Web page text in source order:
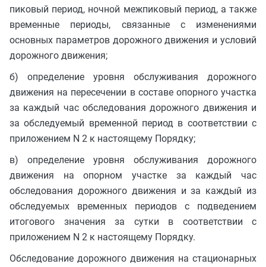
пиковый период, ночной межпиковый период, а также
временные периоды, связанные с изменениями
основных параметров дорожного движения и условий
дорожного движения;
б) определение уровня обслуживания дорожного
движения на пересечении в составе опорного участка
за каждый час обследования дорожного движения и
за обследуемый временной период в соответствии с
приложением N 2 к настоящему Порядку;
в) определение уровня обслуживания дорожного
движения на опорном участке за каждый час
обследования дорожного движения и за каждый из
обследуемых временных периодов с подведением
итогового значения за сутки в соответствии с
приложением N 2 к настоящему Порядку.
Обследование дорожного движения на стационарных